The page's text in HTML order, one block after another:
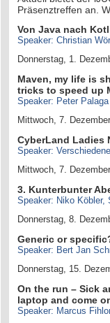
Präsenztreffen an.
Von Java nach
Speaker: Christian
Donnerstag, 1.
Maven, my life is
tricks to speed up
Speaker: Peter Palaga
Mittwoch, 7.
CyberLand Ladies
Speaker:
Mittwoch, 7.
3. Kunterbunter
Speaker: Niko Köbler,
Donnerstag, 8.
Generic or
Speaker: Bert Jan
Donnerstag, 15.
On the run – Sick
laptop and come
Speaker: Marcus